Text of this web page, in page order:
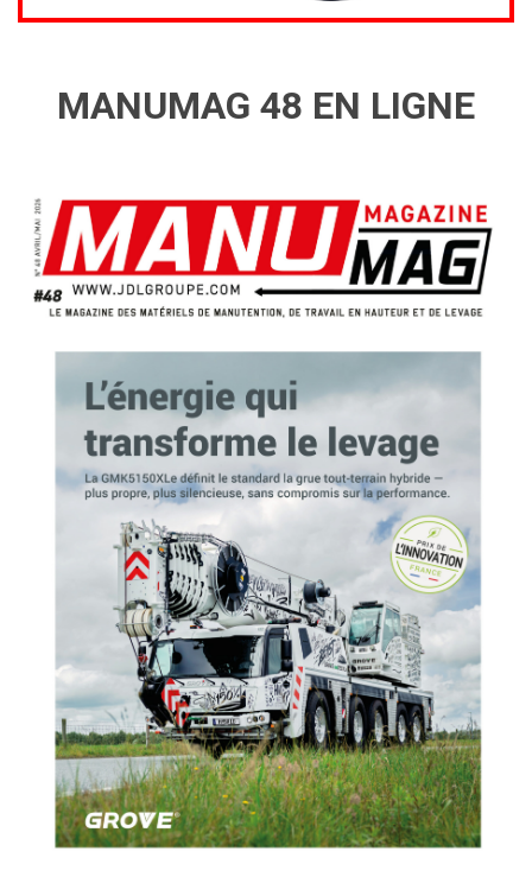
MANUMAG 48 EN LIGNE